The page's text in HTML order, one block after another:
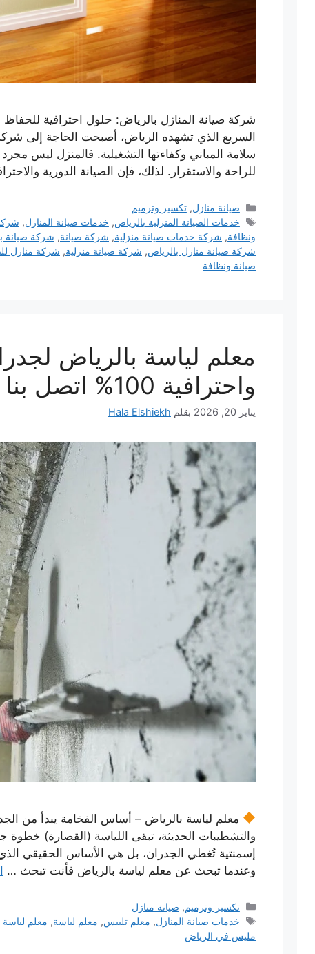
شركة صيانة المنازل بالرياض: حلول احترافية
السريع الذي تشهده الرياض، أصبحت الحاجة إلى
سلامة المباني وكفاءتها التشغيلية. فالمنزل ليس
للراحة والاستقرار. لذلك، فإن الصيانة الدورية
التصنيفات
صيانة منازل,تكسير وترميم
الوسوم
خدمات الصيانة المنزلية بالرياض, خدمات صيانة المنازل,
ونظافة, شركة خدمات صيانة منزلية, شركة صيانة, شركة صيانة
شركة صيانة منازل بالرياض, شركة صيانة منزلية, شركة منازل
صيانة ونظافة
معلم لياسة بالرياض
واحترافية 100% اتصل بنا الان
يناير 20, 2026 بقلم Hala Elshiekh
معلم لياسة بالرياض – أساس الفخامة يبدأ من
والتشطيبات الحديثة، تبقى اللياسة (القصارة)
إسمنتية تُغطي الجدران، بل هي الأساس الحقيقي
وعندما تبحث عن معلم لياسة بالرياض فأنت تبحث …
التصنيفات
تكسير وترميم, صيانة منازل
الوسوم
خدمات صيانة المنازل, معلم تلييس, معلم لياسة, معلم لياسة
مليس في الرياض